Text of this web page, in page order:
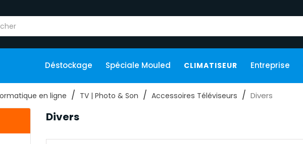
Déstockage Spéciale Mouled CLIMATISEUR Entreprise
en ligne TV | Photo & Son Accessoires Téléviseurs Divers
Divers